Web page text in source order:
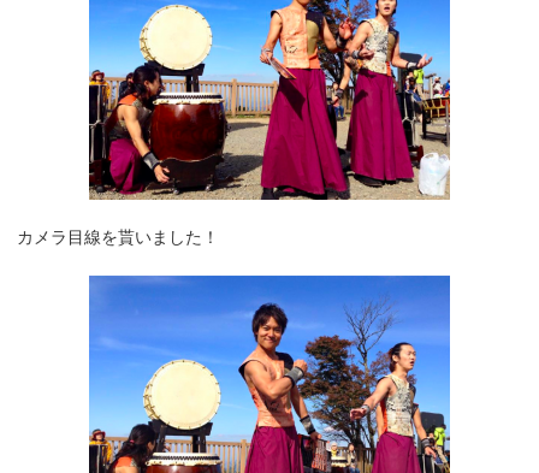
カメラ目線を貰いました！